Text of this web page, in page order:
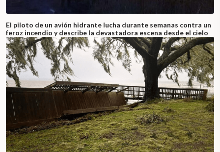
El piloto de un avión hidrante lucha durante semanas contra un
feroz incendio y describe la devastadora escena desde el cielo